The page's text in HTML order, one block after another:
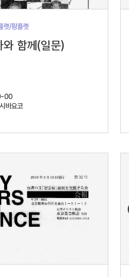
렛/팜플렛
와 함께(일문)
00
시바요코